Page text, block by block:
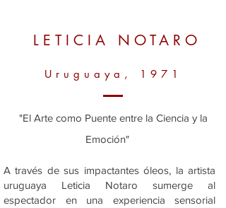
LETICIA NOTARO
Uruguaya, 1971
"El Arte como Puente entre la Ciencia y la
Emoción"
A través de sus impactantes óleos, la artista
uruguaya Leticia Notaro sumerge al
espectador en una experiencia sensorial